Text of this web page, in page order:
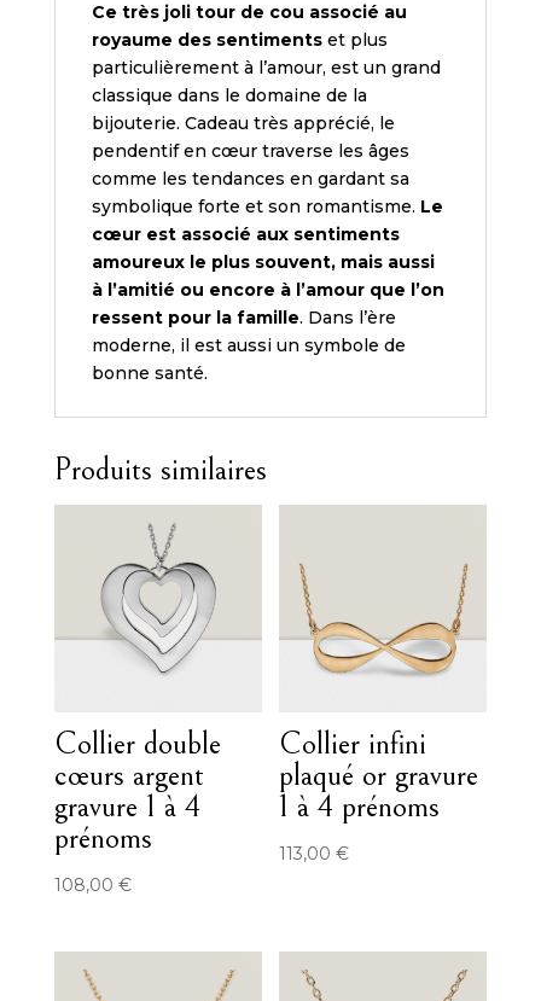
Ce très joli tour de cou associé au
royaume des sentimentset plus
particulièrement à l’amour, est un grand
classique dans le domaine de la
bijouterie. Cadeau très apprécié, le
pendentif en cœur traverse les âges
comme les tendances en gardant sa
symbolique forte et son romantisme. Le
cœur est associé aux sentiments
amoureux le plus souvent, mais aussi
à l’amitié ou encore à l’amour que l’on
ressent pour la famille. Dans l’ère
moderne, il est aussi un symbole de
bonne santé.
Produits similaires
Collier double
cœurs argent
gravure 1 à 4
prénoms
108,00 €
Collier infini
plaqué or gravure
1 à 4 prénoms
113,00€